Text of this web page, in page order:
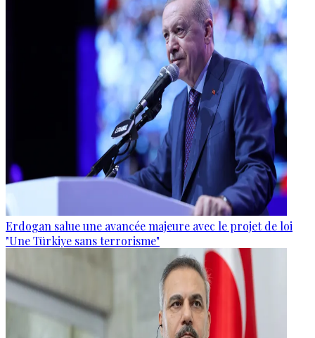
Erdogan salue une avancée majeure avec le projet de loi
"Une Türkiye sans terrorisme"